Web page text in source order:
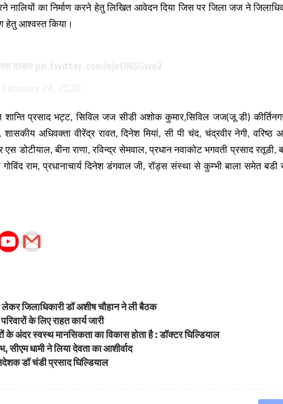
नालियों का निर्माण करने हेतु लिखित आवेदन दिया जिस पर जिला जज ने
हेतु आश्वस्त किया।
शान्ति प्रसाद भट्ट, सिविल जज सीडी अशोक कुमार,सिविल जज(जू डी)
शासकीय अधिवक्ता वीरेंद्र रावत, दिनेश मियां, सी पी चंद, चंद्रवीर नेगी, वरिष्ठ
डोटीयाल, बीना राणा, रविन्द्र सेमवाल, प्रधान नवाकोट भगवती प्रसाद रतूडी,
राम, प्रधानाचार्य दिनेश डंगवाल जी, रॉड्स संस्था से कुम्भी बाला समेत बडी
लेकर जिलाधिकारी डॉ अशीष चौहान ने ली बैठक
के लिए राहत कार्य जारी
के अंदर स्वस्थ मानसिकता का विकास होता है : डॉक्टर घिल्डियाल
सीएम धामी ने लिया देवता का आशीर्वाद
डॉ चंडी प्रसाद घिल्डियाल